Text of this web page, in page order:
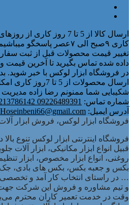
ارسال کالا از 5 تا 7 روز
کاری ۹صبح الی ۷عصر
تغییر قیمت محصولات قبل از ثبت
داده شده تماس بگیرید تا آخرین قیمت
در فروشگاه ابزار لوکس با خبر شوید.
ارسال محصولات از 5
شکیبایی شما ممنونم رضا زاده مدیریت
شماره تماس: 09226489391 09213786142
آدرس ایمیل: Hoseinbeni66@gmail.com
فروشگاه ابزار لوکس، فروش ابزار
فروشگاه اینترنتی ابزار لوکس تنوع بالا
قبیل انواع ابزار مکانیکی، ابزار آلات
روغنی، انواع ابزار مخصوص، ابزار تنظیم
بکس و جعبه بکس، بکس های بادی،
… در راستای انتخاب کار آمد و
و تیم مشاوره و فروش این شرکت جهت
وقت در خدمت تعمیر کاران محترم